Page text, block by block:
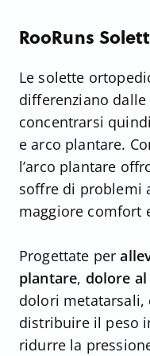
RooRuns
Le solette
differenziano
concentrarsi
e arco plantare.
l’arco plantare
soffre di problemi
maggiore comfort
Progettate per
plantare, dolore
dolori metatarsali,
distribuire il peso
ridurre la